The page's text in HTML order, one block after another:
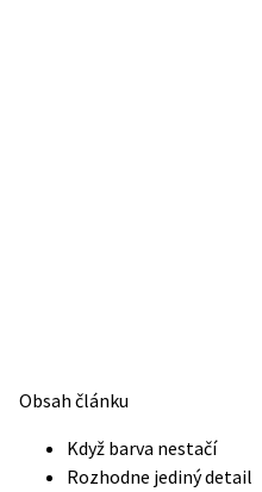
Obsah článku
Když barva nestačí
Rozhodne jediný detail